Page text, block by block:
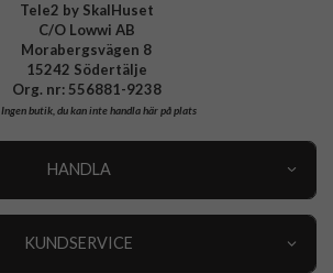
Tele2 by SkalHuset
C/O Lowwi AB
Morabergsvägen 8
15242 Södertälje
Org. nr: 556881-9238
Ingen butik, du kan inte handla här på plats
HANDLA
KUNDSERVICE